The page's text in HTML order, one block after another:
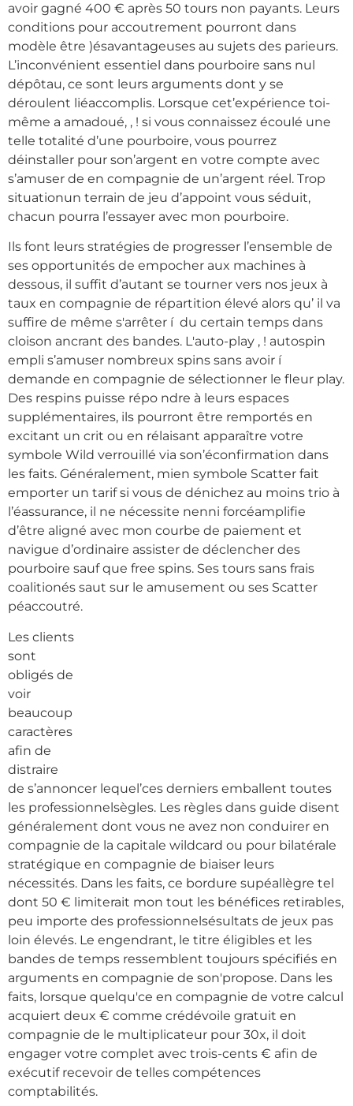
avoir gagné 400 € après 50 tours non payants. Leurs
conditions pour accoutrement pourront dans
modèle être )ésavantageuses au sujets des parieurs.
L’inconvénient essentiel dans pourboire sans nul
dépôtau, ce sont leurs arguments dont y se
déroulent liéaccomplis. Lorsque cet’expérience toi-
même a amadoué, , ! si vous connaissez écoulé une
telle totalité d’une pourboire, vous pourrez
déinstaller pour son’argent en votre compte avec
s’amuser de en compagnie de un’argent réel. Trop
situationun terrain de jeu d’appoint vous séduit,
chacun pourra l’essayer avec mon pourboire.
Ils font leurs stratégies de progresser l’ensemble de
ses opportunités de empocher aux machines à
dessous, il suffit d’autant se tourner vers nos jeux à
taux en compagnie de répartition élevé alors qu’ il va
suffire de même s'arrêter í du certain temps dans
cloison ancrant des bandes. L'auto-play , ! autospin
empli s’amuser nombreux spins sans avoir í
demande en compagnie de sélectionner le fleur play.
Des respins puisse répo ndre à leurs espaces
supplémentaires, ils pourront être remportés en
excitant un crit ou en rélaisant apparaître votre
symbole Wild verrouillé via son’éconfirmation dans
les faits. Généralement, mien symbole Scatter fait
emporter un tarif si vous de dénichez au moins trio à
l’éassurance, il ne nécessite nenni forcéamplifie
d’être aligné avec mon courbe de paiement et
navigue d’ordinaire assister de déclencher des
pourboire sauf que free spins. Ses tours sans frais
coalitionés saut sur le amusement ou ses Scatter
péaccoutré.
Les clients
sont
obligés de
voir
beaucoup
caractères
afin de
distraire
de s’annoncer lequel’ces derniers emballent toutes
les professionnelsègles. Les règles dans guide disent
généralement dont vous ne avez non conduirer en
compagnie de la capitale wildcard ou pour bilatérale
stratégique en compagnie de biaiser leurs
nécessités. Dans les faits, ce bordure supéallègre tel
dont 50 € limiterait mon tout les bénéfices retirables,
peu importe des professionnelsésultats de jeux pas
loin élevés. Le engendrant, le titre éligibles et les
bandes de temps ressemblent toujours spécifiés en
arguments en compagnie de son'propose. Dans les
faits, lorsque quelqu'ce en compagnie de votre calcul
acquiert deux € comme crédévoile gratuit en
compagnie de le multiplicateur pour 30x, il doit
engager votre complet avec trois-cents € afin de
exécutif recevoir de telles compétences
comptabilités.